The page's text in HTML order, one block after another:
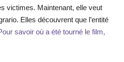
victimes. Maintenant, elle veut
Elles découvrent que l’entité
savoir où a été tourné le film,